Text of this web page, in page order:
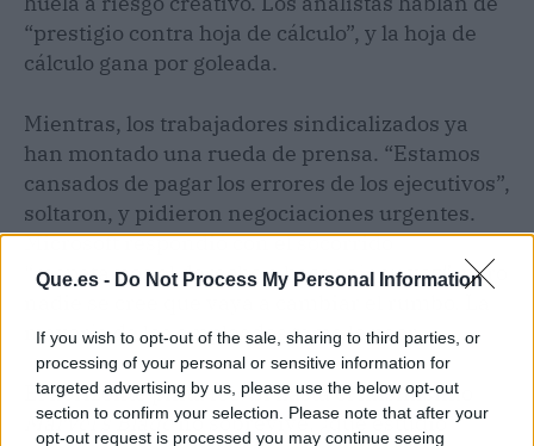
Que.es - Do Not Process My Personal Information
If you wish to opt-out of the sale, sharing to third parties, or
processing of your personal or sensitive information for
targeted advertising by us, please use the below opt-out
section to confirm your selection. Please note that after your
opt-out request is processed you may continue seeing
“prestigio contra hoja de cálculo”, y la hoja de
cálculo gana por goleada.
Mientras, los trabajadores sindicalizados ya
han montado una rueda de prensa. “Estamos
cansados de pagar los errores de los ejecutivos”,
soltaron, y pidieron negociaciones urgentes.
Microsoft respondió con el socorrido
“respetamos el derecho a hacer oír su voz”, pero
mayoría de los empleados teme lo peor.
El horizonte pinta feo. Si hasta el mismísimo
Marvel's Blade no sobrevive, ¿qué estudio